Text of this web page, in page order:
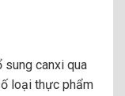
sung canxi qua
loại thực phẩm